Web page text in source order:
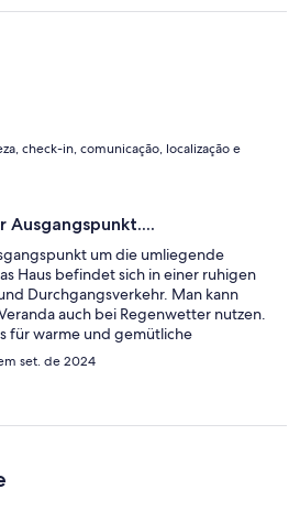
check-in, comunicação, localização e
Ausgangspunkt....
um die umliegende
Haus befindet sich in einer ruhigen
Durchgangsverkehr. Man kann
auch bei Regenwetter nutzen.
für warme und gemütliche
eine kleine Spielesammlung und
allem ausgestattet was man so
es eventuell etwas sauberer sein
wir aber sagen das es uns sehr gut
mit Sicherheit weiter
set. de 2024